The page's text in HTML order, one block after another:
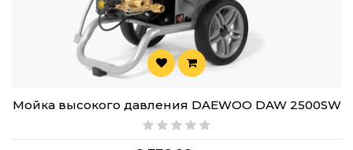
Мойка высокого давления DAEWOO DAW 2500SW